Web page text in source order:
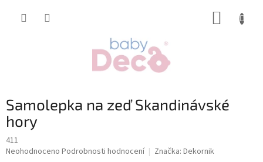
Samolepka na zeď Skandinávské
hory
411
Průměrné
Neohodnoceno Podrobnosti hodnocení Značka: Dekornik